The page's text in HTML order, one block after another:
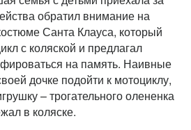
обратил внимание на
Санта Клауса, который
с коляской и предлагал
на память. Наивные
дочке подойти к мотоциклу,
– трогательного олененка
в коляске.